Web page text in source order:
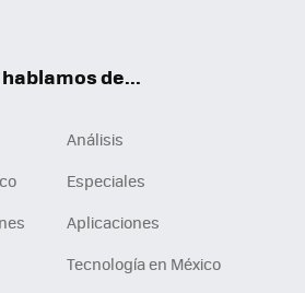
de...
Análisis
Especiales
Aplicaciones
Tecnología en México